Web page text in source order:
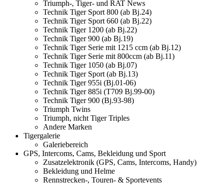
Triumph-, Tiger- und RAT News
Technik Tiger Sport 800 (ab Bj.24)
Technik Tiger Sport 660 (ab Bj.22)
Technik Tiger 1200 (ab Bj.22)
Technik Tiger 900 (ab Bj.19)
Technik Tiger Serie mit 1215 ccm (ab Bj.12)
Technik Tiger Serie mit 800ccm (ab Bj.11)
Technik Tiger 1050 (ab Bj.07)
Technik Tiger Sport (ab Bj.13)
Technik Tiger 955i (Bj.01-06)
Technik Tiger 885i (T709 Bj.99-00)
Technik Tiger 900 (Bj.93-98)
Triumph Twins
Triumph, nicht Tiger Triples
Andere Marken
Tigergalerie
Galeriebereich
GPS, Intercoms, Cams, Bekleidung und Sport
Zusatzelektronik (GPS, Cams, Intercoms, Handy)
Bekleidung und Helme
Rennstrecken-, Touren- & Sportevents